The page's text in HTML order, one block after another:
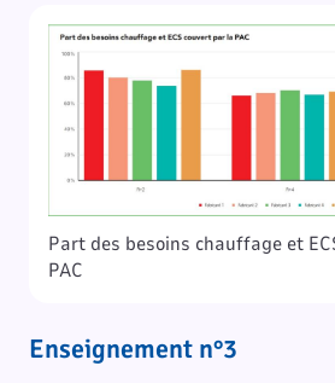
Part des besoins chauffage et
PAC
Enseignement n°3